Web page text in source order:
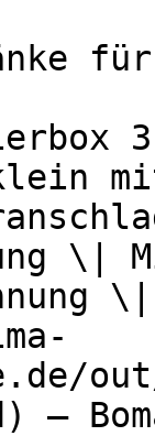
\|
out/
—